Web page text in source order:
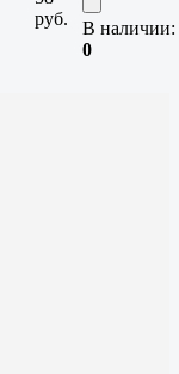
руб.
В наличии:
0